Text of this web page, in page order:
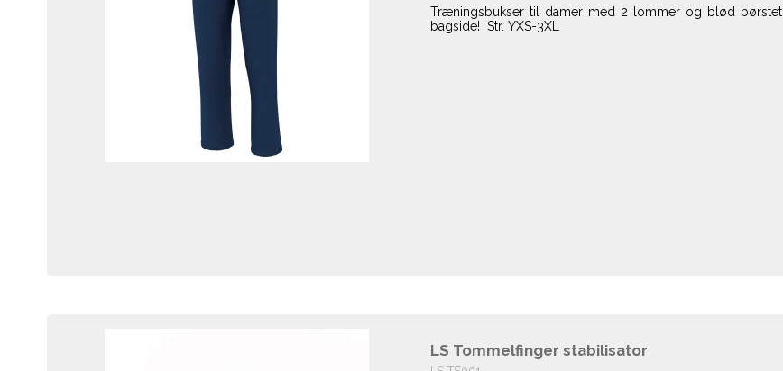
Træningsbukser til damer med 2 lommer og blød børstet
bagside! Str. YXS-3XL
LS Tommelfinger stabilisator